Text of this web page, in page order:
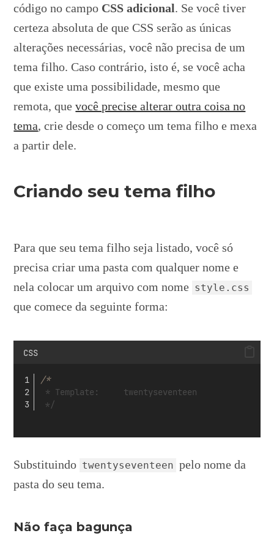
código no campo CSS adicional. Se você tiver
certeza absoluta de que CSS serão as únicas
alterações necessárias, você não precisa de um
tema filho. Caso contrário, isto é, se você acha
que existe uma possibilidade, mesmo que
remota, quevocê precise alterar outra coisa no
tema, crie desde o começo um tema filho e mexa
a partir dele.
Criando seu tema filho
Para que seu tema filho seja listado, você só
precisa criar uma pasta com qualquer nome e
nela colocar um arquivo com nome style.css
que comece da seguinte forma:
CSS
/*
* Template:     twentyseventeen
*/
Substituindo twentyseventeen pelo nome da
pasta do seu tema.
Não faça bagunça